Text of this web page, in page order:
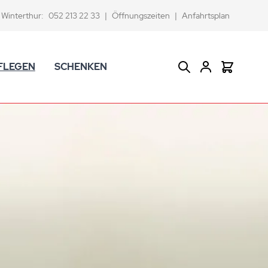
Winterthur: 052 213 22 33 | Öffnungszeiten | Anfahrtsplan
-sprudler
SCHENKEN Suche